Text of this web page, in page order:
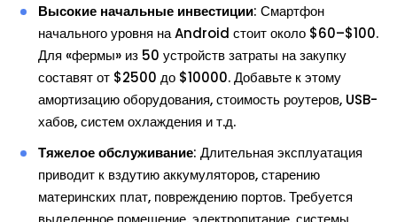
Высокие начальные инвестиции: Смартфон
начального уровня на Android стоит около $60–$100.
Для «фермы» из 50 устройств затраты на закупку
составят от $2500 до $10000. Добавьте к этому
амортизацию оборудования, стоимость роутеров, USB-
хабов, систем охлаждения и т.д.
Тяжелое обслуживание: Длительная эксплуатация
приводит к вздутию аккумуляторов, старению
материнских плат, повреждению портов. Требуется